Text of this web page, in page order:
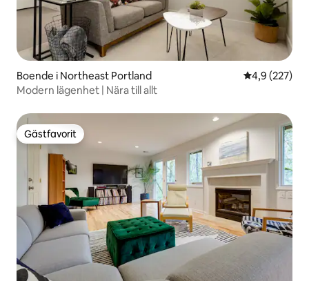
Boende i Northeast Portland 4,9 av 5 i
4,9 (227)
Modern lägenhet | Nära till allt
Gästfavorit
Gästfavorit